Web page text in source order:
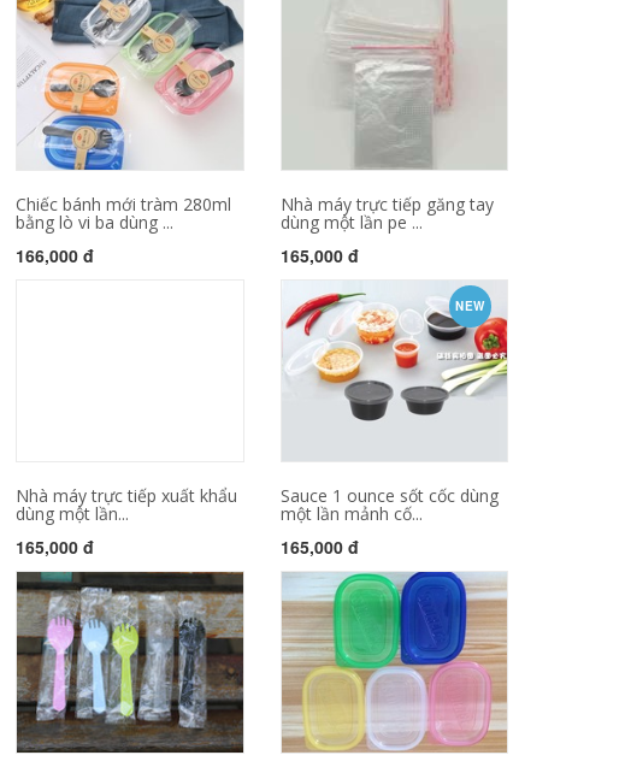
Chiếc bánh mới tràm 280ml
bằng lò vi ba dùng ...
166,000 đ
Nhà máy trực tiếp găng tay
dùng một lần pe ...
165,000 đ
Nhà máy trực tiếp xuất khẩu
dùng một lần...
165,000 đ
NEW
Sauce 1 ounce sốt cốc dùng
một lần mảnh cố...
165,000 đ